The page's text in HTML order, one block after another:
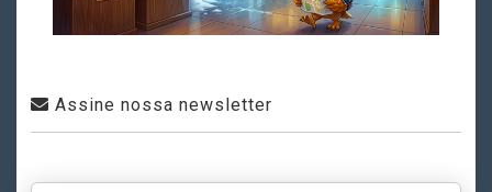
Assine nossa newsletter